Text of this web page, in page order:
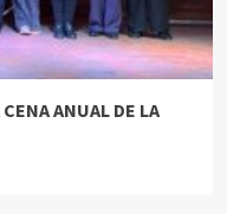
ANUAL DE LA